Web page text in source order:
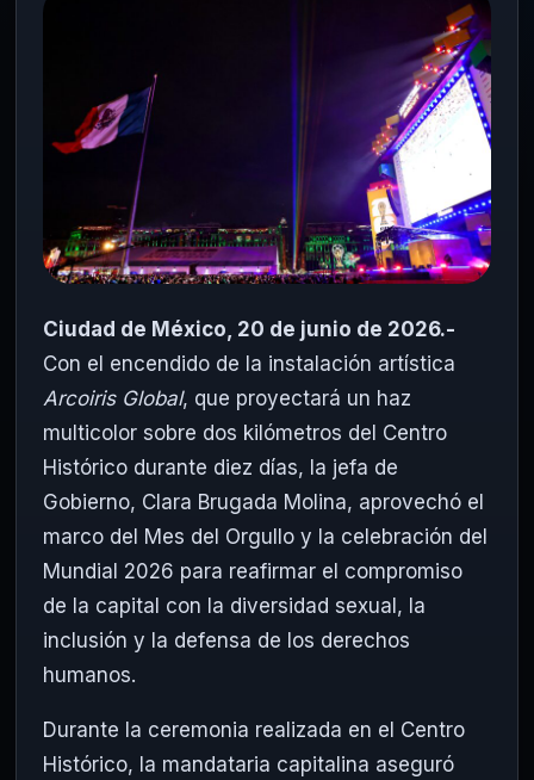
Ciudad de México, 20 de junio de 2026.-
Con el encendido de la instalación artística
Arcoiris Global, que proyectará un haz
multicolor sobre dos kilómetros del Centro
Histórico durante diez días, la jefa de
Gobierno, Clara Brugada Molina, aprovechó el
marco del Mes del Orgullo y la celebración del
Mundial 2026 para reafirmar el compromiso
de la capital con la diversidad sexual, la
inclusión y la defensa de los derechos
humanos.
Durante la ceremonia realizada en el Centro
Histórico, la mandataria capitalina aseguró